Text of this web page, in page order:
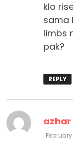
klo
sama
limbs
pak?
REPLY
February